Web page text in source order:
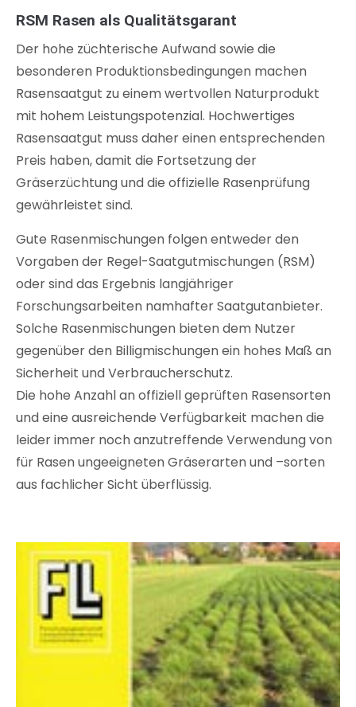
RSM Rasen als Qualitätsgarant
Der hohe züchterische Aufwand sowie die
besonderen Produktionsbedingungen machen
Rasensaatgut zu einem wertvollen Naturprodukt
mit hohem Leistungspotenzial. Hochwertiges
Rasensaatgut muss daher einen entsprechenden
Preis haben, damit die Fortsetzung der
Gräserzüchtung und die offizielle Rasenprüfung
gewährleistet sind.
Gute Rasenmischungen folgen entweder den
Vorgaben der Regel-Saatgutmischungen (RSM)
oder sind das Ergebnis langjähriger
Forschungsarbeiten namhafter Saatgutanbieter.
Solche Rasenmischungen bieten dem Nutzer
gegenüber den Billigmischungen ein hohes Maß an
Sicherheit und Verbraucherschutz.
Die hohe Anzahl an offiziell geprüften Rasensorten
und eine ausreichende Verfügbarkeit machen die
leider immer noch anzutreffende Verwendung von
für Rasen ungeeigneten Gräserarten und –sorten
aus fachlicher Sicht überflüssig.